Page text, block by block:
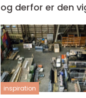
og derfor er den
inspiration